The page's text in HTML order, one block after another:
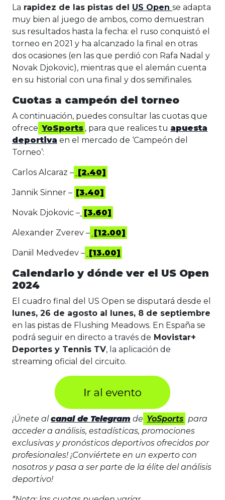
La rapidez de las pistas del US Open se adapta
muy bien al juego de ambos, como demuestran
sus resultados hasta la fecha: el ruso conquistó el
torneo en 2021 y ha alcanzado la final en otras
dos ocasiones (en las que perdió con Rafa Nadal y
Novak Djokovic), mientras que el alemán cuenta
en su historial con una final y dos semifinales.
Cuotas a campeón del torneo
A continuación, puedes consultar las cuotas que
ofrece YoSports , para que realices tu apuesta
deportiva en el mercado de ‘Campeón del
Torneo’:
Carlos Alcaraz – [2.40]
Jannik Sinner – [3.40]
Novak Djokovic – [3.60]
Alexander Zverev – [12.00]
Daniil Medvedev – [13.00]
Calendario y dónde ver el US Open
2024
El cuadro final del US Open se disputará desde el
lunes, 26 de agosto al lunes, 8 de septiembre
en las pistas de Flushing Meadows. En España se
podrá seguir en directo a través de Movistar+
Deportes y Tennis TV, la aplicación de
streaming oficial del circuito.
¡Únete alcanal de Telegram de YoSports para
acceder a análisis, estadísticas, promociones
exclusivas y pronósticos deportivos ofrecidos por
profesionales! ¡Conviértete en un experto con
nosotros y pasa a ser parte de la élite del análisis
deportivo!